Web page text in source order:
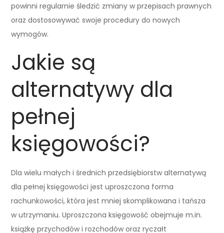
powinni regularnie śledzić zmiany w przepisach prawnych
oraz dostosowywać swoje procedury do nowych
wymogów.
Jakie są
alternatywy dla
pełnej
księgowości?
Dla wielu małych i średnich przedsiębiorstw alternatywą
dla pełnej księgowości jest uproszczona forma
rachunkowości, która jest mniej skomplikowana i tańsza
w utrzymaniu. Uproszczona księgowość obejmuje m.in.
książkę przychodów i rozchodów oraz ryczałt